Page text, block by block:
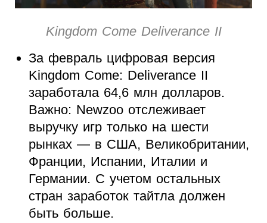
Kingdom Come Deliverance II
За февраль цифровая версия
Kingdom Come: Deliverance II
заработала 64,6 млн долларов.
Важно: Newzoo отслеживает
выручку игр только на шести
рынках — в США, Великобритании,
Франции, Испании, Италии и
Германии. С учетом остальных
стран заработок тайтла должен
быть больше.